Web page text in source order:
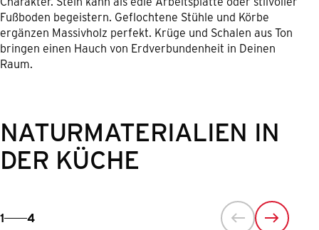
Fußboden begeistern. Geflochtene Stühle und Körbe
ergänzen Massivholz perfekt. Krüge und Schalen aus Ton
bringen einen Hauch von Erdverbundenheit in Deinen
Raum.
NATURMATERIALIEN IN
DER KÜCHE
1 4